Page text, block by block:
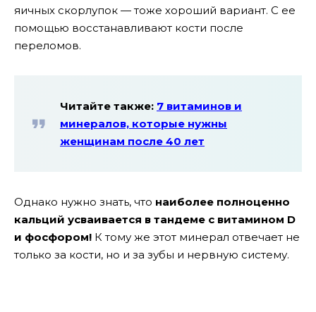
яичных скорлупок — тоже хороший вариант. С ее
помощью восстанавливают кости после
переломов.
Читайте также: 7 витаминов и
минералов, которые нужны
женщинам после 40 лет
Однако нужно знать, что наиболее полноценно
кальций усваивается в тандеме с витамином D
и фосфором! К тому же этот минерал отвечает не
только за кости, но и за зубы и нервную систему.